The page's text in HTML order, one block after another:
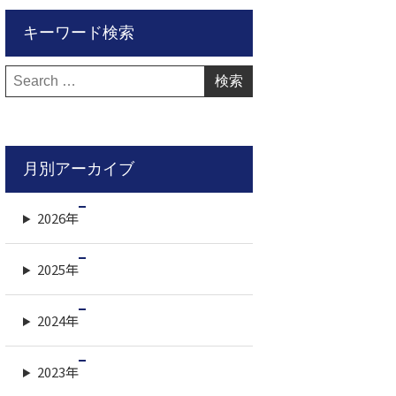
キーワード検索
検
索:
月別アーカイブ
2026年
2025年
2024年
2023年